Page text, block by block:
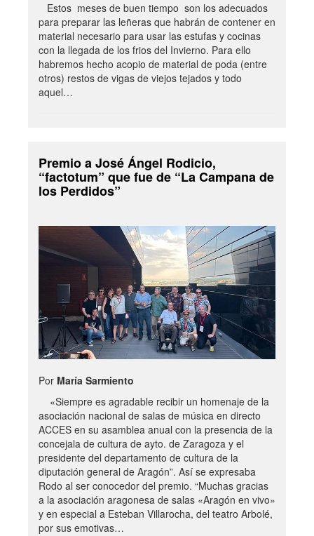
Estos meses de buen tiempo son los adecuados
para preparar las leñeras que habrán de contener en
material necesario para usar las estufas y cocinas
con la llegada de los frios del Invierno. Para ello
habremos hecho acopio de material de poda (entre
otros) restos de vigas de viejos tejados y todo
aquel…
Premio a José Ángel Rodicio,
“factotum” que fue de “La Campana de
los Perdidos”
Por María Sarmiento
«Siempre es agradable recibir un homenaje de la
asociación nacional de salas de música en directo
ACCES en su asamblea anual con la presencia de la
concejala de cultura de ayto. de Zaragoza y el
presidente del departamento de cultura de la
diputación general de Aragón”. Así se expresaba
Rodo al ser conocedor del premio. “Muchas gracias
a la asociación aragonesa de salas «Aragón en vivo»
y en especial a Esteban Villarocha, del teatro Arbolé,
por sus emotivas…